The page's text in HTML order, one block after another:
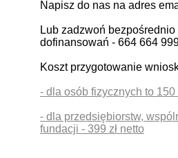
Napisz do nas na adres
Lub zadzwoń
dofinansowań - 664 664
Koszt przygotowanie
- dla osób fizycznych to 150
- dla przedsiębiorstw,
fundacji - 399 zł netto